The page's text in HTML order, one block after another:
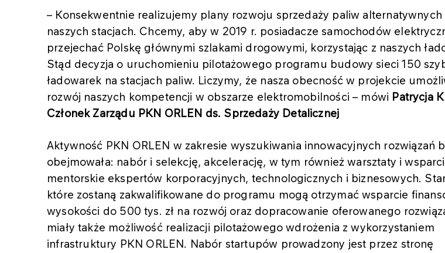
– Konsekwentnie realizujemy plany rozwoju sprzedaży paliw alternatywnych
naszych stacjach. Chcemy, aby w 2019 r. posiadacze samochodów
przejechać Polskę głównymi szlakami drogowymi, korzystając z naszych
Stąd decyzja o uruchomieniu pilotażowego programu budowy sieci 150
ładowarek na stacjach paliw. Liczymy, że nasza obecność w projekcie
rozwój naszych kompetencji w obszarze elektromobilności – mówi Patrycja
Członek Zarządu PKN ORLEN ds. Sprzedaży Detalicznej
Aktywność PKN ORLEN w zakresie wyszukiwania innowacyjnych rozwiązań
obejmowała: nabór i selekcję, akcelerację, w tym również warsztaty i
mentorskie ekspertów korporacyjnych, technologicznych i biznesowych.
które zostaną zakwalifikowane do programu mogą otrzymać wsparcie
wysokości do 500 tys. zł na rozwój oraz dopracowanie oferowanego
miały także możliwość realizacji pilotażowego wdrożenia z wykorzystaniem
infrastruktury PKN ORLEN. Nabór startupów prowadzony jest przez stronę